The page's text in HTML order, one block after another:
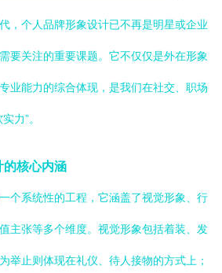
，个人品牌形象设计已不再是明星或企业
要关注的重要课题。它不仅仅是外在形象
业能力的综合体现，是我们在社交、职场
力”。
的核心内涵
个系统性的工程，它涵盖了视觉形象、行
主张等多个维度。视觉形象包括着装、发
举止则体现在礼仪、待人接物的方式上；